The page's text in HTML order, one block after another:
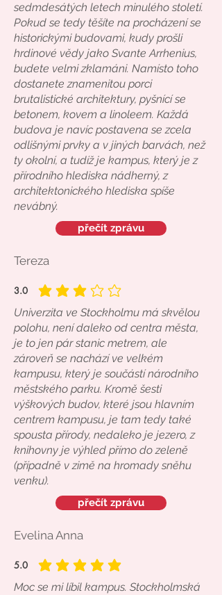
sedmdesátých letech minulého století.
Pokud se tedy těšíte na procházení se
historickými budovami, kudy prošli
hrdinové vědy jako Svante Arrhenius,
budete velmi zklamáni. Namísto toho
dostanete znamenitou porci
brutalistické architektury, pyšnící se
betonem, kovem a linoleem. Každá
budova je navíc postavena se zcela
odlišnými prvky a v jiných barvách, než
ty okolní, a tudíž je kampus, který je z
přírodního hlediska nádherný, z
architektonického hlediska spíše
nevábný.
přečít zprávu
Tereza
3.0
average rating is 3 out of 5
Univerzita ve Stockholmu má skvělou
polohu, není daleko od centra města,
je to jen pár stanic metrem, ale
zároveň se nachází ve velkém
kampusu, který je součástí národního
městského parku. Kromě šesti
výškových budov, které jsou hlavním
centrem kampusu, je tam tedy také
spousta přírody, nedaleko je jezero, z
knihovny je výhled přímo do zeleně
(případně v zimě na hromady sněhu
venku).
přečít zprávu
Evelina Anna
5.0
average rating is 5 out of 5
Moc se mi líbil kampus. Stockholmská